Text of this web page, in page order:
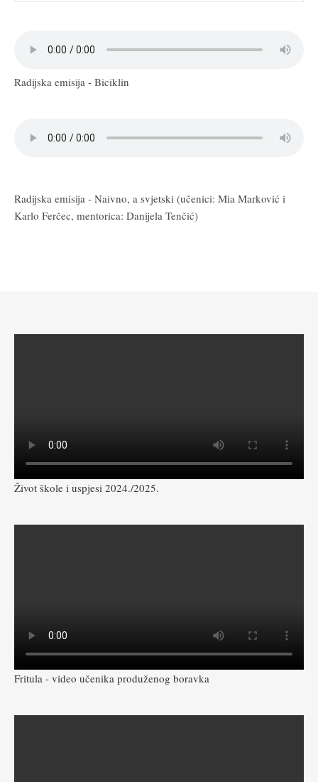
Radijska emisija - Biciklin
Radijska emisija - Naivno, a svjetski (učenici: Mia Marković i
Karlo Ferčec, mentorica: Danijela Tenčić)
Život škole i uspjesi 2024./2025.
Fritula - video učenika produženog boravka